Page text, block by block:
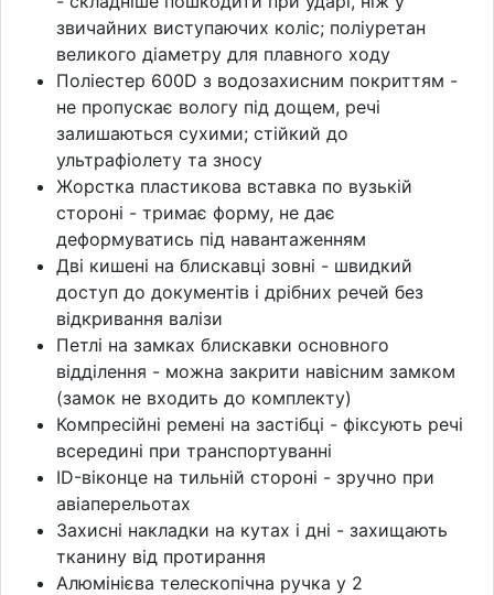
звичайних виступаючих коліс; поліуретан
великого діаметру для плавного ходу
Поліестер 600D з водозахисним покриттям -
не пропускає вологу під дощем, речі
залишаються сухими; стійкий до
ультрафіолету та зносу
Жорстка пластикова вставка по вузькій
стороні - тримає форму, не дає
деформуватись під навантаженням
Дві кишені на блискавці зовні - швидкий
доступ до документів і дрібних речей без
відкривання валізи
Петлі на замках блискавки основного
відділення - можна закрити навісним замком
(замок не входить до комплекту)
Компресійні ремені на застібці - фіксують речі
всередині при транспортуванні
ID-віконце на тильній стороні - зручно при
авіаперельотах
Захисні накладки на кутах і дні - захищають
тканину від протирання
Алюмінієва телескопічна ручка у 2